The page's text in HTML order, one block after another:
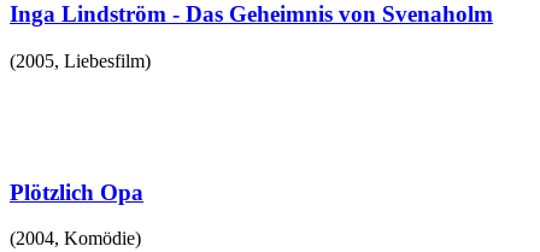
Inga Lindström - Das Geheimnis von Svenaholm
(2005, Liebesfilm)
Plötzlich Opa
(2004, Komödie)